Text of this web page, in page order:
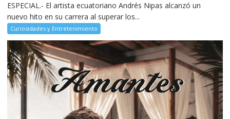
ESPECIAL.- El artista ecuatoriano Andrés Nipas alcanzó un
nuevo hito en su carrera al superar los...
Curiosidades y Entretenimiento